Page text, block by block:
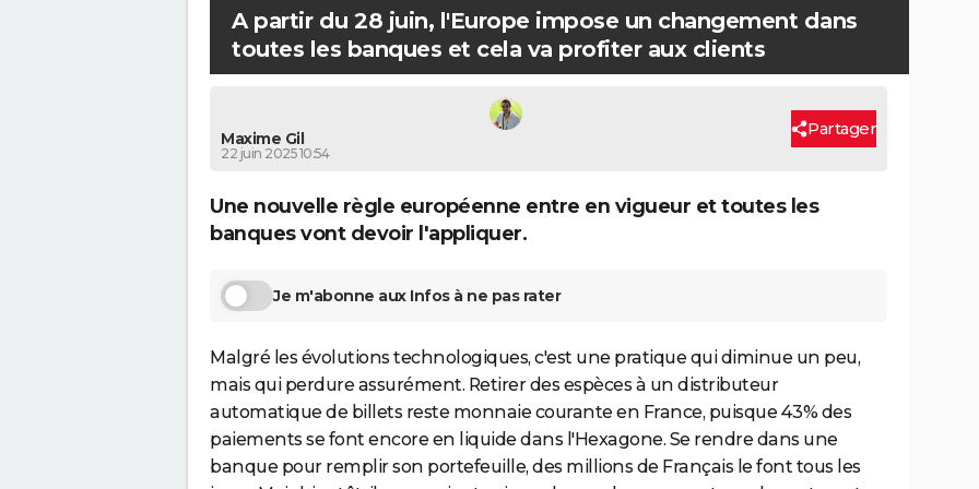
l
n
q
e
e
t
c
e
l
A partir du 28 juin, l'Europe impose un changement dans
toutes les banques et cela va profiter aux clients
Maxime Gil
22 juin 2025 10:54
Partager
Une nouvelle règle européenne entre en vigueur et toutes les
banques vont devoir l'appliquer.
Je m'abonne aux Infos à ne pas rater
Malgré les évolutions technologiques, c'est une pratique qui diminue un peu,
mais qui perdure assurément. Retirer des espèces à un distributeur
automatique de billets reste monnaie courante en France, puisque 43% des
paiements se font encore en liquide dans l'Hexagone. Se rendre dans une
banque pour remplir son portefeuille, des millions de Français le font tous les